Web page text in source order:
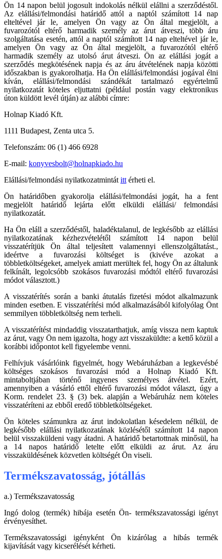
Ön 14 napon belül jogosult indokolás nélkül elállni a szerződéstől.
Az elállási/felmondási határidő attól a naptól számított 14 nap
elteltével jár le, amelyen Ön vagy az Ön által megjelölt, a
fuvarozótól eltérő harmadik személy az árut átveszi, több áru
szolgáltatása esetén, attól a naptól számított 14 nap elteltével jár le,
amelyen Ön vagy az Ön által megjelölt, a fuvarozótól eltérő
harmadik személy az utolsó árut átveszi. Ön az elállási jogát a
szerződés megkötésének napja és az áru átvételének napja közötti
időszakban is gyakorolhatja. Ha Ön elállási/felmondási jogával élni
kíván, elállási/felmondási szándékát tartalmazó egyértelmű
nyilatkozatát köteles eljuttatni (például postán vagy elektronikus
úton küldött levél útján) az alábbi címre:
Holnap Kiadó Kft.
1111 Budapest, Zenta utca 5.
Telefonszám: 06 (1) 466 6928
E-mail: konyvesbolt@holnapkiado.hu
Elállási/felmondási nyilatkozatmintát itt érheti el.
Ön határidőben gyakorolja elállási/felmondási jogát, ha a fent
megjelölt határidő lejárta előtt elküldi elállási/ felmondási
nyilatkozatát.
Ha Ön eláll a szerződéstől, haladéktalanul, de legkésőbb az elállási
nyilatkozatának kézhezvételétől számított 14 napon belül
visszatérítjük Ön által teljesített valamennyi ellenszolgáltatást.,
ideértve a fuvarozási költséget is (kivéve azokat a
többletköltségeket, amelyek amiatt merültek fel, hogy Ön az általunk
felkínált, legolcsóbb szokásos fuvarozási módtól eltérő fuvarozási
módot választott.)
A visszatérítés során a banki átutalás fizetési módot alkalmazunk
minden esetben. E visszatérítési mód alkalmazásából kifolyólag Önt
semmilyen többletköltség nem terheli.
A visszatérítést mindaddig visszatarthatjuk, amíg vissza nem kaptuk
az árut, vagy Ön nem igazolta, hogy azt visszaküldte: a kettő közül a
korábbi időpontot kell figyelembe venni.
Felhívjuk vásárlóink figyelmét, hogy Webáruházban a legkevésbé
költséges szokásos fuvarozási mód a Holnap Kiadó Kft.
mintaboltjában történő ingyenes személyes átvétel. Ezért,
amennyiben a vásárló ettől eltérő fuvarozási módot választ, úgy a
Korm. rendelet 23. § (3) bek. alapján a Webáruház nem köteles
visszatéríteni az ebből eredő többletköltségeket.
Ön köteles számunkra az árut indokolatlan késedelem nélkül, de
legkésőbb elállási nyilatkozatának közlésétől számított 14 napon
belül visszaküldeni vagy átadni. A határidő betartottnak minősül, ha
a 14 napos határidő letelte előtt elküldi az árut. Az áru
visszaküldésének közvetlen költségét Ön viseli.
Termékszavatosság, jótállás
a.) Termékszavatosság
Ingó dolog (termék) hibája esetén Ön- termékszavatossági igényt
érvényesíthet.
Termékszavatossági igényként Ön kizárólag a hibás termék
kijavítását vagy kicserélését kérheti.